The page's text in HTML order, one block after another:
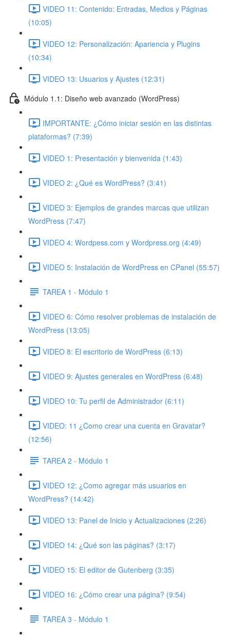
VIDEO 11: Contenido: Entradas, Medios y Páginas
(10:05)
VIDEO 12: Personalización: Apariencia y Plugins
(10:34)
VIDEO 13: Usuarios y Ajustes (12:31)
Módulo 1.1: Diseño web avanzado (WordPress)
IMPORTANTE: ¿Cómo iniciar sesión en las distintas
plataformas? (7:39)
VIDEO 1: Presentación y bienvenida (1:43)
VIDEO 2: ¿Qué es WordPress? (3:41)
VIDEO 3: Ejemplos de grandes marcas que utilizan
WordPress (7:47)
VIDEO 4: Wordpess.com y Wordpress.org (4:49)
VIDEO 5: Instalación de WordPress en CPanel (55:57)
TAREA 1 - Módulo 1
VIDEO 6: Cómo resolver problemas de instalación de
WordPress (13:05)
VIDEO 8: El escritorio de WordPress (6:13)
VIDEO 9: Ajustes generales en WordPress (6:48)
VIDEO 10: Tu perfil de Administrador (6:11)
VIDEO: 11 ¿Como crear una cuenta en Gravatar?
(12:56)
TAREA 2 - Módulo 1
VIDEO 12: ¿Como agregar más usuarios en
WordPress? (14:42)
VIDEO 13: Panel de Inicio y Actualizaciones (2:26)
VIDEO 14: ¿Qué son las páginas? (3:17)
VIDEO 15: El editor de Gutenberg (3:35)
VIDEO 16: ¿Cómo crear una página? (9:54)
TAREA 3 - Módulo 1